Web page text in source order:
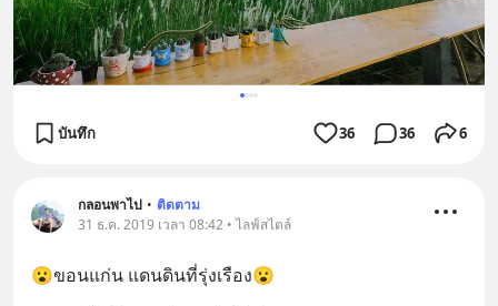
บันทึก 36 36 6
กลอนพาไป • ติดตาม
31 ธ.ค. 2019 เวลา 08:42 • ไลฟ์สไตล์
😮ขอนแก่น แดนดินที่รุ่งเรือง😮